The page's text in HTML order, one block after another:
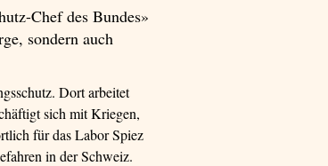
Chef des Bundes»
sondern auch
Dort arbeitet
sich mit Kriegen,
für das Labor Spiez
in der Schweiz.